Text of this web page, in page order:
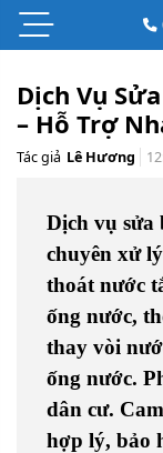
Dịch Vụ
– Hỗ Trợ
Tác giả Lê Hương
Dịch vụ sửa
chuyên xử
thoát nước
ống nước,
thay vòi
ống nước.
dân cư.
hợp lý, bảo